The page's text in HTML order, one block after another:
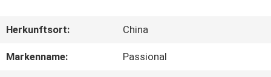
ÜBER
UNS
Herkunftsort: China
Markenname: Passional